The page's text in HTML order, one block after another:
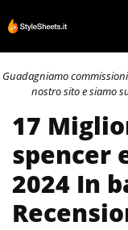
al
contenuto
Guadagniamo
nostro sito e siamo
17
spencer
2024 In